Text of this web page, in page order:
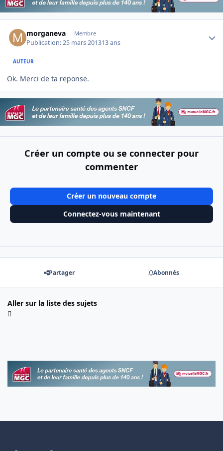
morganeva Membre
Publication:25 mars 201313 ans
AUTEUR
Ok. Merci de ta reponse.
Créer un compte ou se connecter pour
commenter
Créer un nouveau compte
Connectez-vous maintenant
Partager Abonnés
Aller sur la liste des sujets